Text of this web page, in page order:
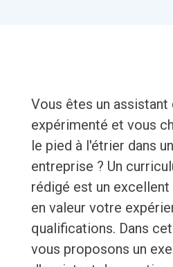
Vous êtes un
expérimenté et vous
le pied à l'étrier dans
entreprise ? Un
rédigé est un
en valeur votre
qualifications. Dans
vous proposons un